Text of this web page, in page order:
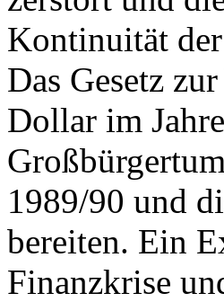
Kontinuität
Das Gesetz
Dollar im
1989/90 und
bereiten. Ein
Finanzkrise